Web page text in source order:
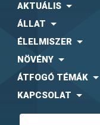
AKTUÁLIS
ÁLLAT
ÉLELMISZER
NÖVÉNY
ÁTFOGÓ TÉMÁK
KAPCSOLAT